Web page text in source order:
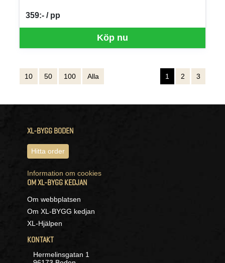
Köp nu
359:- / pp
SEK per PP
10 50 100 Alla 1 2 3
XL-BYGG BODEN
Hitta order
Information om cookies
OM XL-BYGG KEDJAN
Om webbplatsen
Om XL-BYGG kedjan
XL-Hjälpen
KONTAKT
Hermelinsgatan 1